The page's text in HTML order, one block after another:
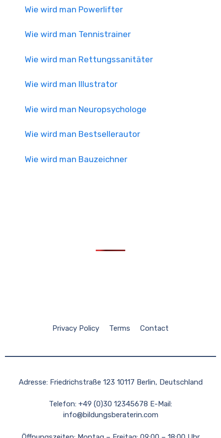
Wie wird man Powerlifter
Wie wird man Tennistrainer
Wie wird man Rettungssanitäter
Wie wird man Illustrator
Wie wird man Neuropsychologe
Wie wird man Bestsellerautor
Wie wird man Bauzeichner
Privacy Policy Terms Contact
Adresse: Friedrichstraße 123 10117 Berlin, Deutschland
Telefon: +49 (0)30 12345678 E-Mail:
info@bildungsberaterin.com